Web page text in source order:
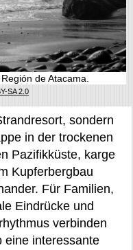
de Atacama.
SA 2.0
sondern
in der trockenen
Pazifikküste, karge
Kupferbergbau
Für Familien,
Eindrücke und
verbinden
eine interessante